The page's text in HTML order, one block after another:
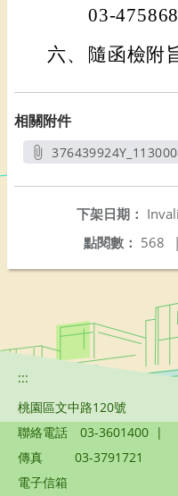
03-
六、
隨函檢附
相關附件
下架日期：
點閱數： 568 |
:::
桃園區文中路120號
聯絡電話
03-3601400 |
傳真
03-3791721
電子信箱